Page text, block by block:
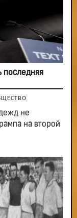
последняя
не
на второй